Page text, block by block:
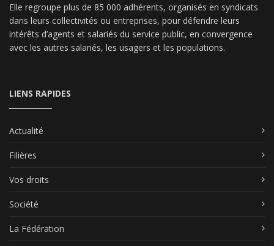
Elle regroupe plus de 85 000 adhérents, organisés en syndicats
dans leurs collectivités ou entreprises, pour défendre leurs
intérêts d’agents et salariés du service public, en convergence
avec les autres salariés, les usagers et les populations.
LIENS RAPIDES
Actualité
Filières
Vos droits
Société
La Fédération